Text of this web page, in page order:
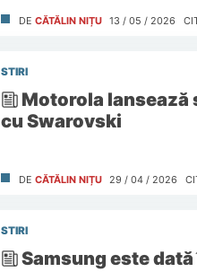
DE CĂTĂLIN NIȚU 13 / 05 / 2026
STIRI
Motorola lansează
cu Swarovski
DE CĂTĂLIN NIȚU 29 / 04 / 2026
STIRI
Samsung este